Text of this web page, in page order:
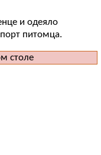
и одеяло
питомца.